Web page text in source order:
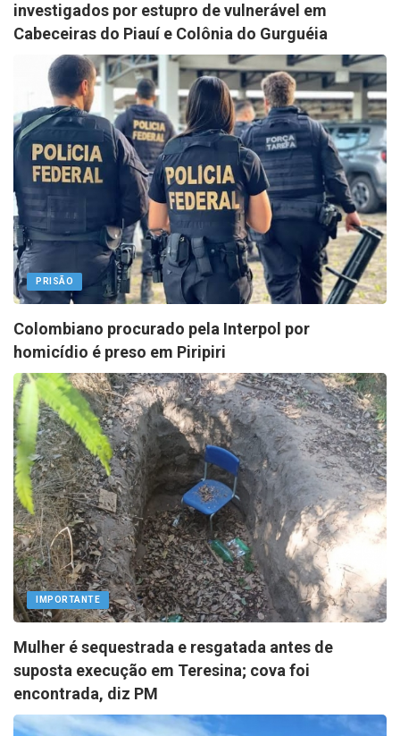
investigados por estupro de vulnerável em
Cabeceiras do Piauí e Colônia do Gurguéia
PRISÃO
Colombiano procurado pela Interpol por
homicídio é preso em Piripiri
IMPORTANTE
Mulher é sequestrada e resgatada antes de
suposta execução em Teresina; cova foi
encontrada, diz PM